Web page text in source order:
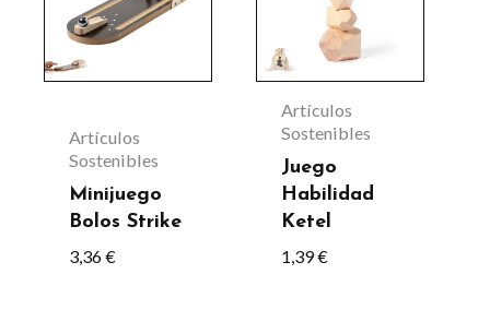
Artículos
Sostenibles
Minijuego
Bolos Strike
3,36€
Artículos
Sostenibles
Juego
Habilidad
Ketel
1,39€